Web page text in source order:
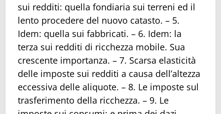
sui redditi: quella fondiaria sui terreni ed il
lento procedere del nuovo catasto. – 5.
Idem: quella sui fabbricati. – 6. Idem: la
terza sui redditi di ricchezza mobile. Sua
crescente importanza. – 7. Scarsa elasticità
delle imposte sui redditi a causa dell’altezza
eccessiva delle aliquote. – 8. Le imposte sul
trasferimento della ricchezza. – 9. Le